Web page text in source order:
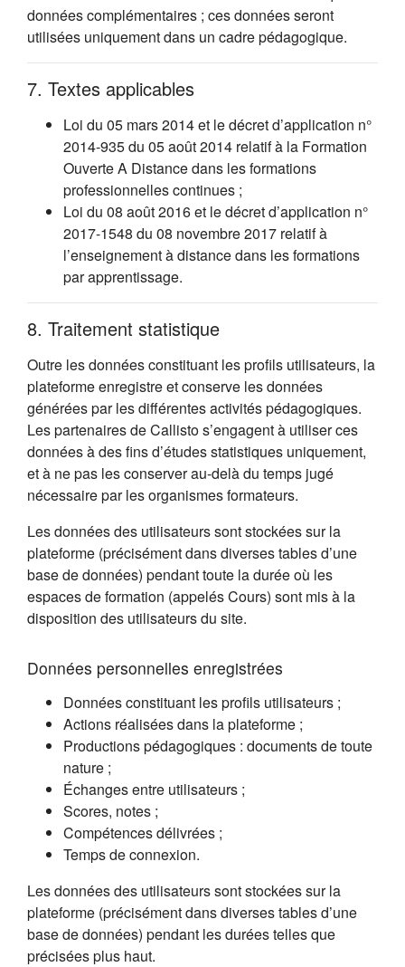
données complémentaires ; ces données seront
utilisées uniquement dans un cadre pédagogique.
7. Textes applicables
Loi du 05 mars 2014 et le décret d’application n°
2014-935 du 05 août 2014 relatif à la Formation
Ouverte A Distance dans les formations
professionnelles continues ;
Loi du 08 août 2016 et le décret d’application n°
2017-1548 du 08 novembre 2017 relatif à
l’enseignement à distance dans les formations
par apprentissage.
8. Traitement statistique
Outre les données constituant les profils utilisateurs, la
plateforme enregistre et conserve les données
générées par les différentes activités pédagogiques.
Les partenaires de Callisto s’engagent à utiliser ces
données à des fins d’études statistiques uniquement,
et à ne pas les conserver au-delà du temps jugé
nécessaire par les organismes formateurs.
Les données des utilisateurs sont stockées sur la
plateforme (précisément dans diverses tables d’une
base de données) pendant toute la durée où les
espaces de formation (appelés Cours) sont mis à la
disposition des utilisateurs du site.
Données personnelles enregistrées
Données constituant les profils utilisateurs ;
Actions réalisées dans la plateforme ;
Productions pédagogiques : documents de toute
nature ;
Échanges entre utilisateurs ;
Scores, notes ;
Compétences délivrées ;
Temps de connexion.
Les données des utilisateurs sont stockées sur la
plateforme (précisément dans diverses tables d’une
base de données) pendant les durées telles que
précisées plus haut.